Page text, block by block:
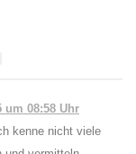
um 08:58 Uhr
kenne nicht viele